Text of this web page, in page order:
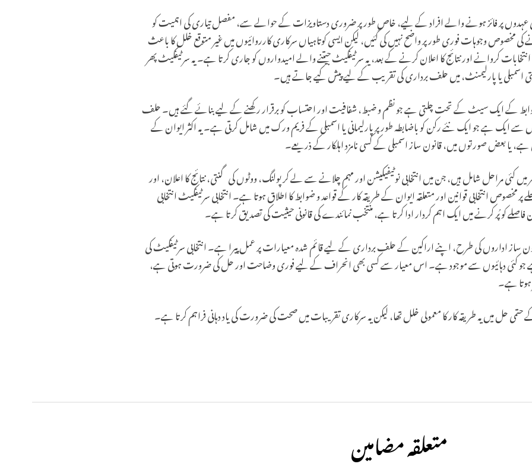
عہدوں پر فائز ہونے والے افراد کے لیے، خاص طور پر ضروری دستاویزات کے حوالے سے، مفصل تیاری کی اہمیت کو
مخصوص وجوہات فوری طور پر واضح نہیں کی گئیں، لیکن ایسی کوتاہیاں سرکاری کارروائیوں میں غیر متوقع خلل کا باعث
کروانے اور نتائج کا اعلان کرنے کے بعد، یہ سرٹیفکیٹ جیتنے والے امیدواروں کو جاری کرتا ہے۔ یہ سرٹیفکیٹ پھر
اسمبلی یا پارلیمنٹ، میں حلف برداری کی تقریب کے لیے پیش کیے جاتے ہیں۔
ضوابط کے ایک سیٹ کے تحت چلتی ہے جو نظم و ضبط، شفافیت اور احتساب کو برقرار رکھنے کے لیے بنائے گئے ہیں۔ حلف
ایک ہے جو ایک نئے رکن کو باضابطہ طور پر پارلیمانی یا اسمبلی کے فریم ورک میں شامل کرتی ہے۔ یہ اکثر ایوان کے
ہے، یا بعض صورتوں میں، قانون ساز اسمبلی کے کسی نامزد اہلکار کے ذریعے۔
کئی مراحل شامل ہیں، جن میں انتخابی نوٹیفیکیشن اور مہم چلانے سے لے کر پولنگ، ووٹوں کی گنتی، نتائج کا اعلان، اور
مخصوص انتخابی قوانین اور متعلقہ ایوان کے طریقہ کار کے قواعد و ضوابط کا اطلاق ہوتا ہے۔ انتخابی سرٹیفکیٹ انتخابی
کو پُر کرنے میں ایک اہم کردار ادا کرتا ہے، منتخب نمائندے کی قانونی حیثیت کی تصدیق کرتا ہے۔
ساز اداروں کی طرح، اپنے اراکین کے حلف برداری کے لیے قائم شدہ معیارات پر عمل پیرا ہے۔ انتخابی سرٹیفکیٹ کی
کئی دہائیوں سے موجود ہے۔ اس معیار سے کسی بھی انحراف کے لیے فوری وضاحت اور حل کی ضرورت ہوتی ہے،
ہوتا ہے۔
حل میں یہ طریقہ کار کا معمولی خلل تھا، لیکن یہ سرکاری تقریبات میں صحت کی ضرورت کی یاد دہانی فراہم کرتا ہے۔
متعلقہ مضامین